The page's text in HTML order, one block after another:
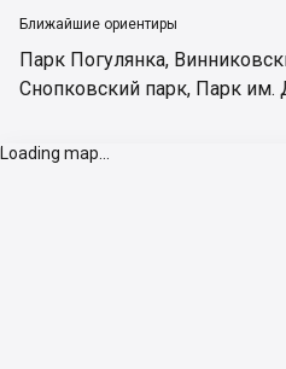
Ближайшие ориентиры
Парк Погулянка,
Снопковский парк, Парк им.
Loading map...